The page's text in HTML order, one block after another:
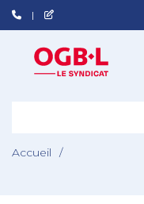
Accueil /